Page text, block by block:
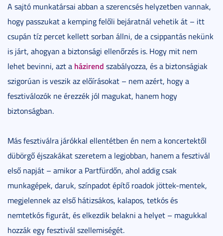
A sajtó munkatársai abban a szerencsés helyzetben vannak,
hogy passzukat a kemping felőli bejáratnál vehetik át – itt
csupán tíz percet kellett sorban állni, de a csippantás nekünk
is járt, ahogyan a biztonsági ellenőrzés is. Hogy mit nem
lehet bevinni, azt a házirend szabályozza, és a biztonságiak
szigorúan is veszik az előírásokat – nem azért, hogy a
fesztiválozók ne érezzék jól magukat, hanem hogy
biztonságban.
Más fesztiválra járókkal ellentétben én nem a koncertektől
dübörgő éjszakákat szeretem a legjobban, hanem a fesztivál
első napját – amikor a Partfürdőn, ahol addig csak
munkagépek, daruk, színpadot építő roadok jöttek-mentek,
megjelennek az első hátizsákos, kalapos, tetkós és
nemtetkós figurát, és elkezdik belakni a helyet – magukkal
hozzák egy fesztivál szellemiségét.